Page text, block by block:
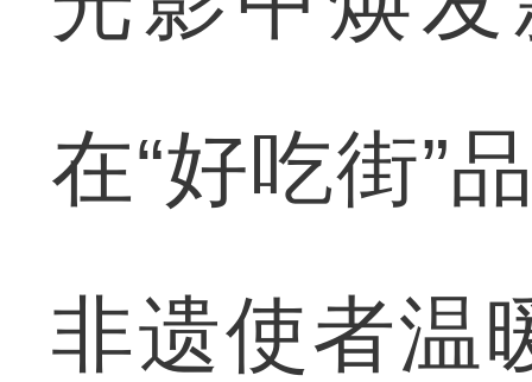
在“好吃街”
非遗使者温